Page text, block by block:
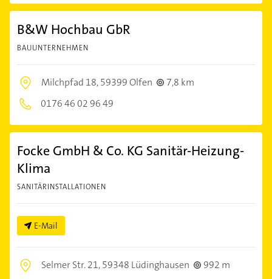
B&W Hochbau GbR
BAUUNTERNEHMEN
Milchpfad 18,59399 Olfen
7,8 km
0176 46 02 96 49
Focke GmbH & Co. KG Sanitär-Heizung-
Klima
SANITÄRINSTALLATIONEN
E-Mail
Selmer Str. 21,59348 Lüdinghausen
992 m